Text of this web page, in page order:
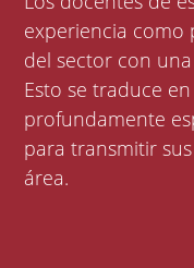
experiencia como
del sector con una gran trayectoria profesional.
Esto se traduce
profundamente especializada, capacitándolos
para transmitir
área.